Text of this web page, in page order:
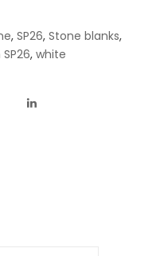
, SP26, Stone blanks,
, white